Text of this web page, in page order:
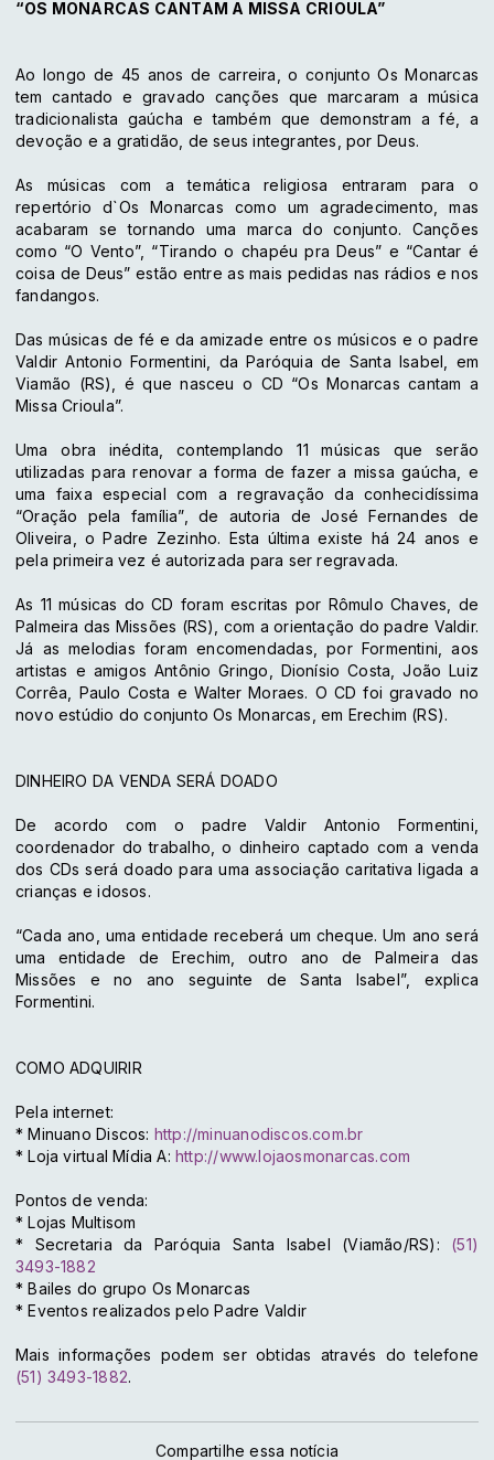
“OS MONARCAS CANTAM A MISSA CRIOULA”
Ao longo de 45 anos de carreira, o conjunto Os Monarcas
tem cantado e gravado canções que marcaram a música
tradicionalista gaúcha e também que demonstram a fé, a
devoção e a gratidão, de seus integrantes, por Deus.
As músicas com a temática religiosa entraram para o
repertório d`Os Monarcas como um agradecimento, mas
acabaram se tornando uma marca do conjunto. Canções
como “O Vento”, “Tirando o chapéu pra Deus” e “Cantar é
coisa de Deus” estão entre as mais pedidas nas rádios e nos
fandangos.
Das músicas de fé e da amizade entre os músicos e o padre
Valdir Antonio Formentini, da Paróquia de Santa Isabel, em
Viamão (RS), é que nasceu o CD “Os Monarcas cantam a
Missa Crioula”.
Uma obra inédita, contemplando 11 músicas que serão
utilizadas para renovar a forma de fazer a missa gaúcha, e
uma faixa especial com a regravação da conhecidíssima
“Oração pela família”, de autoria de José Fernandes de
Oliveira, o Padre Zezinho. Esta última existe há 24 anos e
pela primeira vez é autorizada para ser regravada.
As 11 músicas do CD foram escritas por Rômulo Chaves, de
Palmeira das Missões (RS), com a orientação do padre Valdir.
Já as melodias foram encomendadas, por Formentini, aos
artistas e amigos Antônio Gringo, Dionísio Costa, João Luiz
Corrêa, Paulo Costa e Walter Moraes. O CD foi gravado no
novo estúdio do conjunto Os Monarcas, em Erechim (RS).
DINHEIRO DA VENDA SERÁ DOADO
De acordo com o padre Valdir Antonio Formentini,
coordenador do trabalho, o dinheiro captado com a venda
dos CDs será doado para uma associação caritativa ligada a
crianças e idosos.
“Cada ano, uma entidade receberá um cheque. Um ano será
uma entidade de Erechim, outro ano de Palmeira das
Missões e no ano seguinte de Santa Isabel”, explica
Formentini.
COMO ADQUIRIR
Pela internet:
* Minuano Discos: http://minuanodiscos.com.br
* Loja virtual Mídia A:http://www.lojaosmonarcas.com
Pontos de venda:
* Lojas Multisom
* Secretaria da Paróquia Santa Isabel (Viamão/RS): (51)
3493-1882
* Bailes do grupo Os Monarcas
* Eventos realizados pelo Padre Valdir
Mais informações podem ser obtidas através do telefone
(51) 3493-1882.
Compartilhe essa notícia